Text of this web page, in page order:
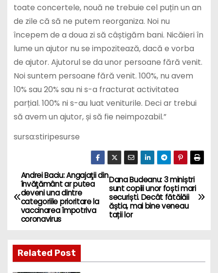
toate concertele, nouă ne trebuie cel puțin un an
de zile că să ne putem reorganiza. Noi nu
începem de a doua zi să câștigăm bani. Nicăieri în
lume un ajutor nu se impozitează, dacă e vorba
de ajutor. Ajutorul se da unor persoane fără venit.
Noi suntem persoane fără venit. 100%, nu avem
10% sau 20% sau ni s-a fracturat activitatea
parțial. 100% ni s-au luat veniturile. Deci ar trebui
să avem un ajutor, și să fie neimpozabil.”
sursa:stiripesurse
P
o
s
t
n
Dana Budeanu: 3 miniștri
sunt copiii unor foști mari
securiști. Decât fătălăii
ăștia, mai bine veneau
tații lor
Andrei Baciu: Angajaţii din
învăţământ ar putea
deveni una dintre
categoriile prioritare la
vaccinarea împotriva
coronavirus
Related Post